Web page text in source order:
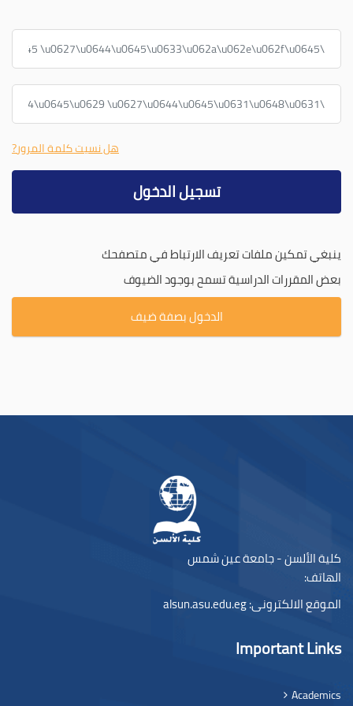
اسم المستخدم
كلمة المرور
هل نسيت كلمة المرور?
تسجيل الدخول
ينبغي تمكين ملفات تعريف الارتباط في متصفحك
بعض المقررات الدراسية تسمح بوجود الضيوف
الدخول بصفة ضيف
كلية الألسن - جامعة عين شمس
الهاتف:
الموقع الالكترونى:alsun.asu.edu.eg
Important Links
Academics